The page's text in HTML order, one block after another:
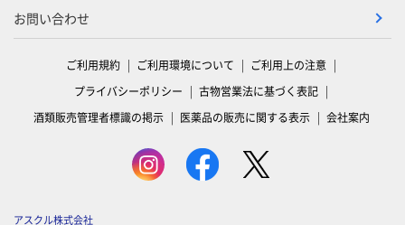
お問い合わせ
ご利用規約 ご利用環境について
ご利用上の注意
プライバシーポリシー
古物営業法に基づく表記
酒類販売管理者標識の掲示
医薬品の販売に関する表示 会社案内
アスクル株式会社